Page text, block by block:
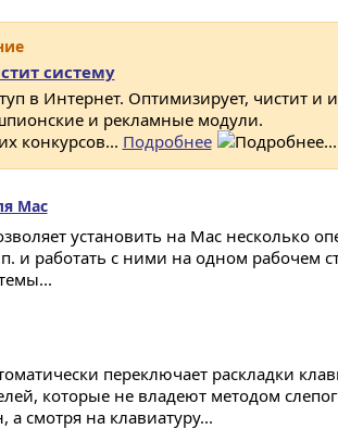
систему
в Интернет. Оптимизирует, чистит и
и рекламные модули.
конкурсов... Подробнее
Mac
установить на Mac несколько
и работать с ними на одном рабочем
переключает раскладки
которые не владеют методом
а смотря на клавиатуру...